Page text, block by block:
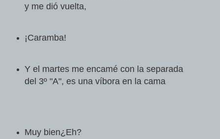
y me dió vuelta,
¡Caramba!
Y el martes me encamé con la separada
del 3º "A", es una víbora en la cama
Muy bien¿Eh?